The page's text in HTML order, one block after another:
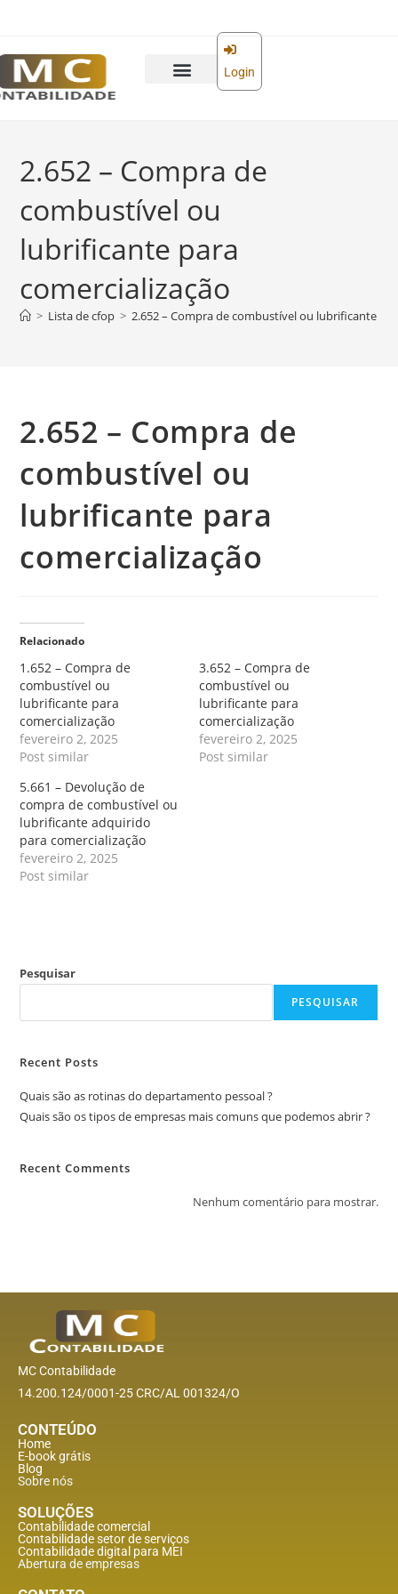
Login
2.652 – Compra de
combustível ou
lubrificante para
comercialização
> Lista de cfop > 2.652 – Compra de combustível ou lubrificante
2.652 – Compra de
combustível ou
lubrificante para
comercialização
Relacionado
1.652 – Compra de
combustível ou
lubrificante para
comercialização
fevereiro 2, 2025
Post similar
3.652 – Compra de
combustível ou
lubrificante para
comercialização
fevereiro 2, 2025
Post similar
5.661 – Devolução de
compra de combustível ou
lubrificante adquirido
para comercialização
fevereiro 2, 2025
Post similar
Pesquisar
PESQUISAR
Recent Posts
Quais são as rotinas do departamento pessoal ?
Quais são os tipos de empresas mais comuns que podemos abrir ?
Recent Comments
Nenhum comentário para mostrar.
MC Contabilidade
14.200.124/0001-25 CRC/AL 001324/O
CONTEÚDO
Home
E-book grátis
Blog
Sobre nós
SOLUÇÕES
Contabilidade comercial
Contabilidade setor deserviços
Contabilidade digital para MEI
Abertura de empresas